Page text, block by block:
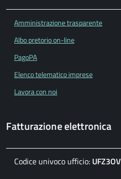
Amministrazione trasparente
Albo pretorio on-line
PagoPA
Elenco telematico imprese
Lavora con noi
Fatturazione elettronica
Codice univoco ufficio: UFZ3OV